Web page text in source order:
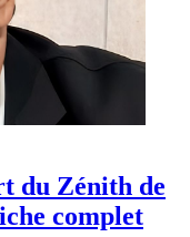
du Zénith de
complet